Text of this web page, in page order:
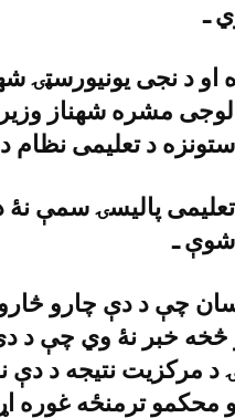
ـ
او د نجى يونيورسټۍ
مشره شهناز
ستونزه د تعليمى
تعليمى پاليسۍ سمې
شوې ـ
چې د دې چارو
څخه خبر نۀ وي چې د
د مرکزيت نتيجه د
محکمو ترمنځه غوره